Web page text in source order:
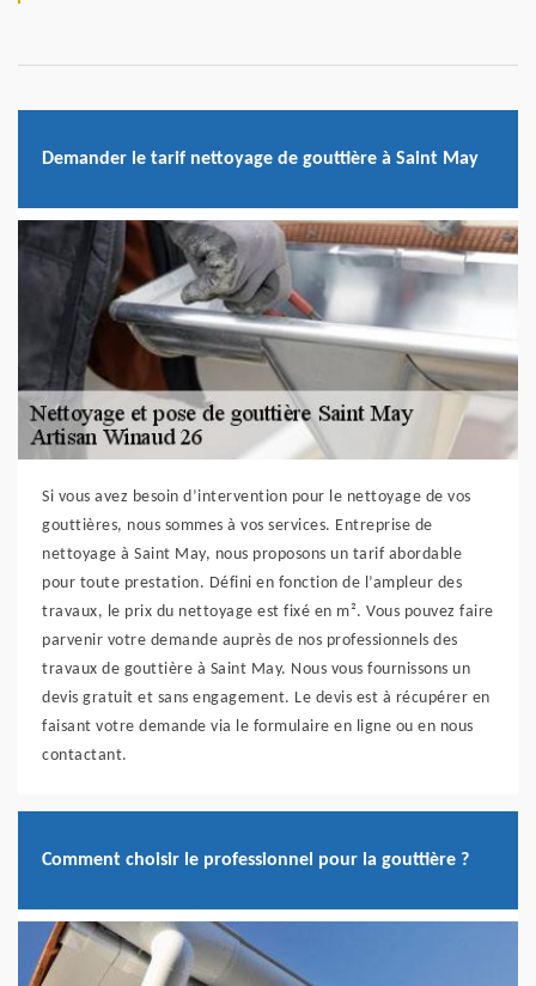
Demander le tarif nettoyage de gouttière à Saint May
Si vous avez besoin d’intervention pour le nettoyage de vos
gouttières, nous sommes à vos services. Entreprise de
nettoyage à Saint May, nous proposons un tarif abordable
pour toute prestation. Défini en fonction de l’ampleur des
travaux, le prix du nettoyage est fixé en m². Vous pouvez faire
parvenir votre demande auprès de nos professionnels des
travaux de gouttière à Saint May. Nous vous fournissons un
devis gratuit et sans engagement. Le devis est à récupérer en
faisant votre demande via le formulaire en ligne ou en nous
contactant.
Comment choisir le professionnel pour la gouttière ?